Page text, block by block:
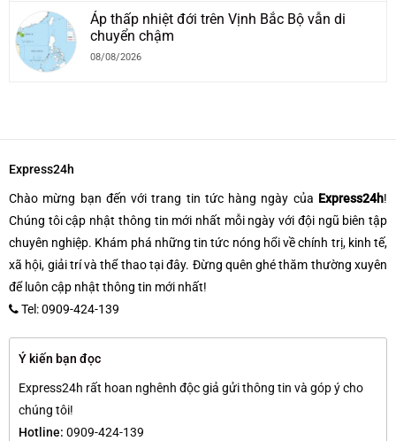
Áp thấp nhiệt đới trên Vịnh Bắc Bộ vẫn di
chuyển chậm
08/08/2026
Express24h
Chào mừng bạn đến với trang tin tức hàng ngày của Express24h!
Chúng tôi cập nhật thông tin mới nhất mỗi ngày với đội ngũ biên tập
chuyên nghiệp. Khám phá những tin tức nóng hổi về chính trị, kinh tế,
xã hội, giải trí và thể thao tại đây. Đừng quên ghé thăm thường xuyên
để luôn cập nhật thông tin mới nhất!
Tel: 0909-424-139
Ý kiến bạn đọc
Express24h rất hoan nghênh độc giả gửi thông tin và góp ý cho
chúng tôi!
Hotline: 0909-424-139